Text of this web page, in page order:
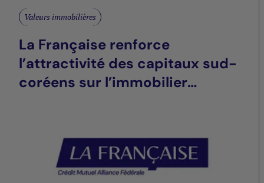
Valeurs immobilières
La Française renforce
l’attractivité des capitaux sud-
coréens sur l’immobilier